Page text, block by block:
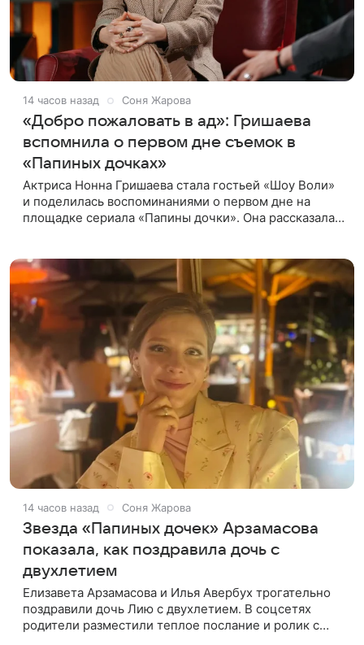
14 часов назад Соня Жарова
«Добро пожаловать в ад»: Гришаева
вспомнила о первом дне съемок в
«Папиных дочках»
Актриса Нонна Гришаева стала гостьей «Шоу Воли»
и поделилась воспоминаниями о первом дне на
площадке сериала «Папины дочки». Она рассказала,
14 часов назад Соня Жарова
Звезда «Папиных дочек» Арзамасова
показала, как поздравила дочь с
двухлетием
Елизавета Арзамасова и Илья Авербух трогательно
поздравили дочь Лию с двухлетием. В соцсетях
родители разместили теплое послание и ролик с